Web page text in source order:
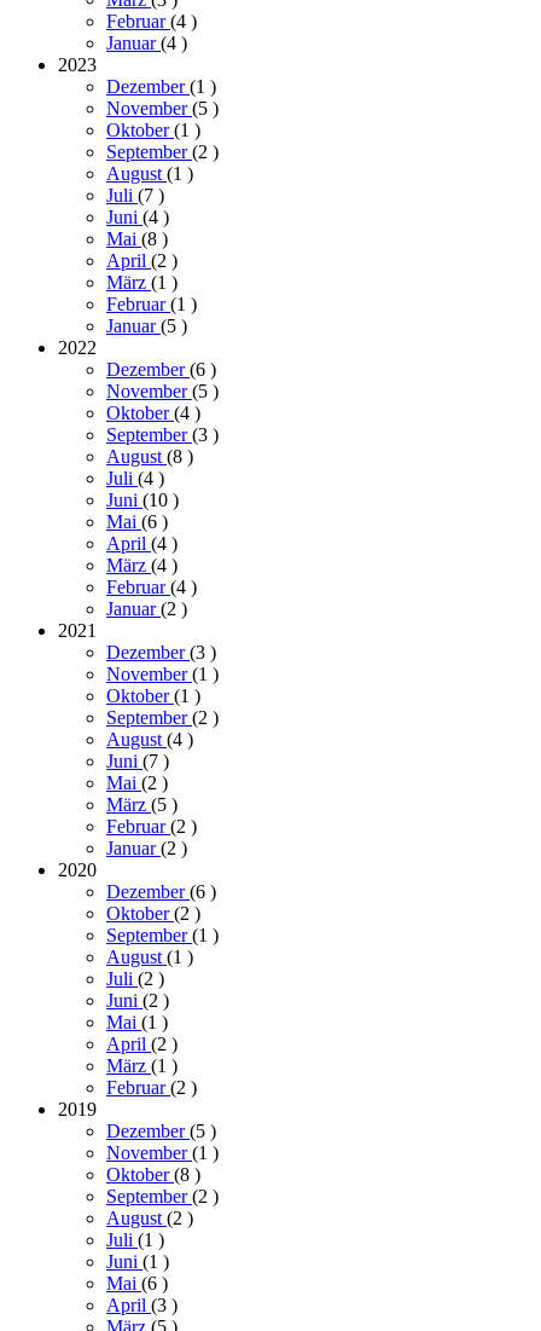
Februar(4 )
Januar(4 )
2023
Dezember(1 )
November(5 )
Oktober(1 )
September(2 )
August (1 )
Juli (7 )
Juni (4 )
Mai (8 )
April (2 )
März (1 )
Februar(1 )
Januar(5 )
2022
Dezember(6 )
November(5 )
Oktober(4 )
September(3 )
August (8 )
Juli (4 )
Juni (10 )
Mai (6 )
April (4 )
März (4 )
Februar(4 )
Januar(2 )
2021
Dezember(3 )
November(1 )
Oktober(1 )
September(2 )
August (4 )
Juni (7 )
Mai (2 )
März (5 )
Februar(2 )
Januar(2 )
2020
Dezember(6 )
Oktober(2 )
September(1 )
August (1 )
Juli (2 )
Juni (2 )
Mai (1 )
April (2 )
März (1 )
Februar(2 )
2019
Dezember(5 )
November(1 )
Oktober(8 )
September(2 )
August (2 )
Juli (1 )
Juni (1 )
Mai (6 )
April (3 )
März (5 )